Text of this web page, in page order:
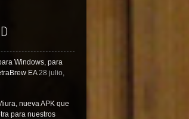
Windows, para
EA 28 julio,
nueva APK que
para nuestros